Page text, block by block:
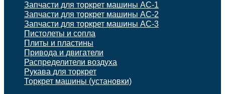
Запчасти для торкрет машины АС-1
Запчасти для торкрет машины АС-2
Запчасти для торкрет машины АС-3
Пистолеты и сопла
Плиты и пластины
Привода и двигатели
Распределители воздуха
Рукава для торкрет
Торкрет машины (установки)